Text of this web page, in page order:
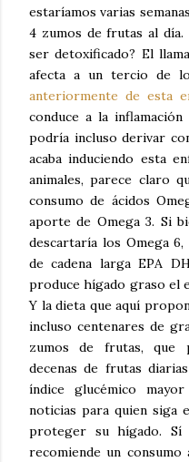
estaríamos varias
4 zumos de frutas al
ser detoxificado? El
afecta a un tercio de
anteriormente de esta
conduce a la
podría incluso derivar
acaba induciendo esta
animales, parece claro
consumo de ácidos
aporte de Omega 3. Si
descartaría los Omega
de cadena larga EPA
produce hígado graso el
Y la dieta que aquí
incluso centenares de
zumos de frutas, que
decenas de frutas
índice glucémico
noticias para quien siga
proteger su hígado.
recomiende un consumo